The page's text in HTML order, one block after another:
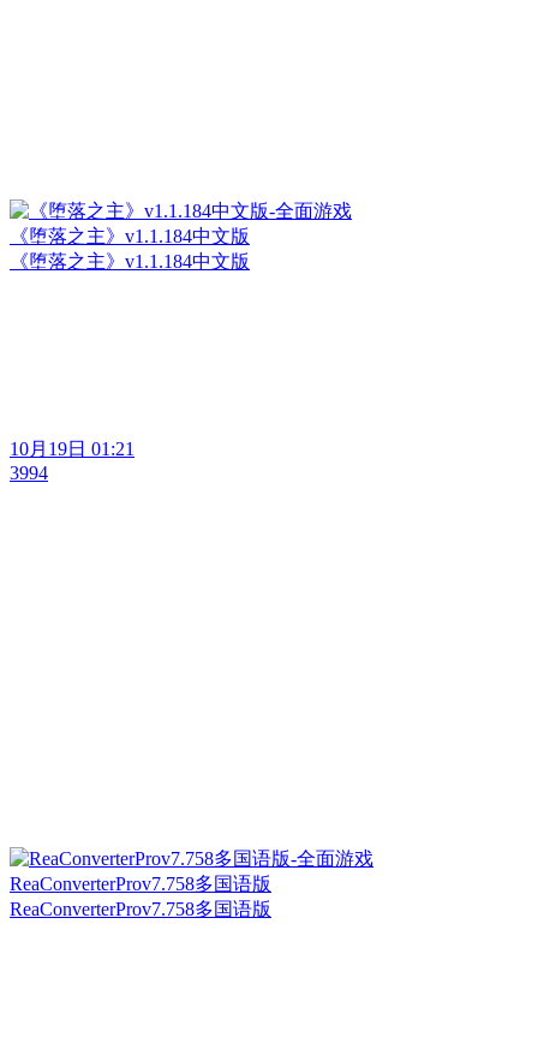
《堕落之主》v1.1.184中文版
《堕落之主》v1.1.184中文版
10月19日 01:21
3994
ReaConverterProv7.758多国语版
ReaConverterProv7.758多国语版